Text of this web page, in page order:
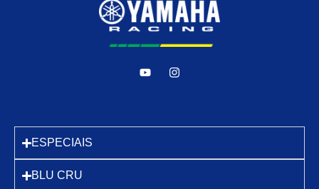
ESPECIAIS
BLU CRU